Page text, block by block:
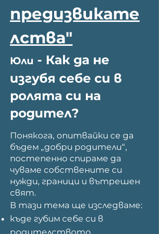
предизвикате
лства"
Юли - Как да не
изгубя себе си в
ролята си на
родител?
Понякога, опитвайки се да
бъдем „добри родители“,
постепенно спираме да
чуваме собствените си
нужди, граници и вътрешен
свят.
В тази тема ще изследваме:
къде губим себе си в
родителството